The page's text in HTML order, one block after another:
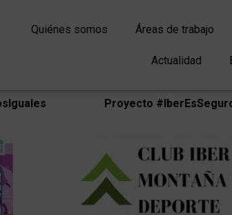
Quiénes somos Áreas de trabajo
Actualidad
Proyecto